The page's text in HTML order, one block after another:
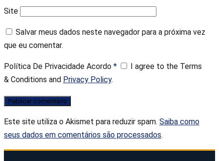
Site
Salvar meus dados neste navegador para a próxima vez
que eu comentar.
Política De Privacidade Acordo *
I agree to the Terms
& Conditions and Privacy Policy.
Este site utiliza o Akismet para reduzir spam. Saiba como
seus dados em comentários são processados.